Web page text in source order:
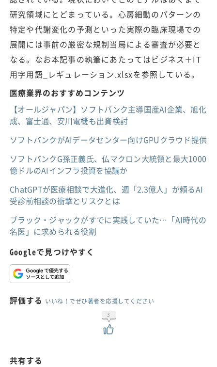
研究領域にとどまっている。心房細動のパターンの
特定や代謝変化の予測といった実際の臨床現場での
展開には事前の厳密な規制当局による審査が必要と
なる。なお本記事の執筆にあたってはビジネス＋IT
用字用語_レギュレーション.xlsxを参照している。
医療業界のおすすめコンテンツ
【オールジャパン】ソフトバンク主導国産AI企業、旭化
成、富士通、安川電機も出資検討
ソフトバンクがAIデータセンター向けGPUクラウド提供
ソフトバンクG孫正義氏、仏マクロン大統領と最大1000
億ドルのAIインフラ投資を協議か
ChatGPTが医療相談で大進化、週「2.3億人」が頼るAI
受診前相談の衝撃とリスクとは
ブラック・ジャックがすでに実践していた…「AI時代の
名医」に求められる役割
Googleで見つけやすく
評価する いいね！でぜひ著者を応援してください
3
共有する